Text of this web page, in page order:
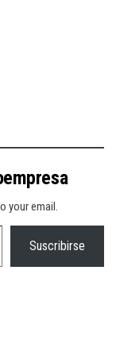
your email.
Suscribirse